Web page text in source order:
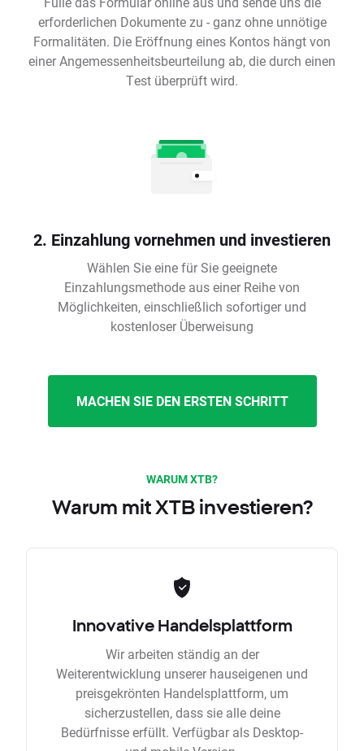
erforderlichen Dokumente zu - ganz ohne unnötige
Formalitäten. Die Eröffnung eines Kontos hängt von
einer Angemessenheitsbeurteilung ab, die durch einen
Test überprüft wird.
2. Einzahlung vornehmen und investieren
Wählen Sie eine für Sie geeignete
Einzahlungsmethode aus einer Reihe von
Möglichkeiten, einschließlich sofortiger und
kostenloser Überweisung
MACHEN SIE DEN ERSTEN SCHRITT
WARUM XTB?
Warum mit XTB investieren?
Innovative Handelsplattform
Wir arbeiten ständig an der
Weiterentwicklung unserer hauseigenen und
preisgekrönten Handelsplattform, um
sicherzustellen, dass sie alle deine
Bedürfnisse erfüllt. Verfügbar als Desktop-